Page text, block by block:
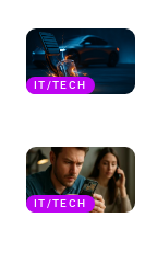
IT/TECH
IT/TECH